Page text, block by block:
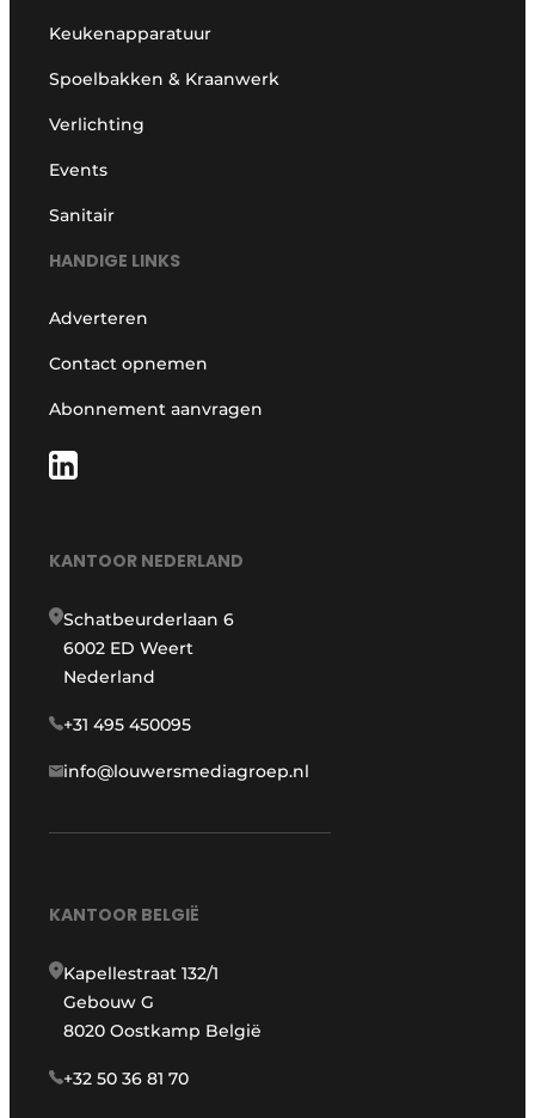
Keukenapparatuur
Spoelbakken & Kraanwerk
Verlichting
Events
Sanitair
HANDIGE LINKS
Adverteren
Contact opnemen
Abonnement aanvragen
KANTOOR NEDERLAND
Schatbeurderlaan 6
6002 ED Weert
Nederland
+31 495 450095
info@louwersmediagroep.nl
KANTOOR BELGIË
Kapellestraat 132/1
Gebouw G
8020 Oostkamp België
+32 50 36 81 70